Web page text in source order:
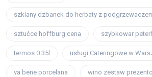
szklany dzbanek do herbaty z
sztućce hoffburg cena szybkowar
termos 0 35l usługi Cateringowe w
va bene porcelana wino zestaw